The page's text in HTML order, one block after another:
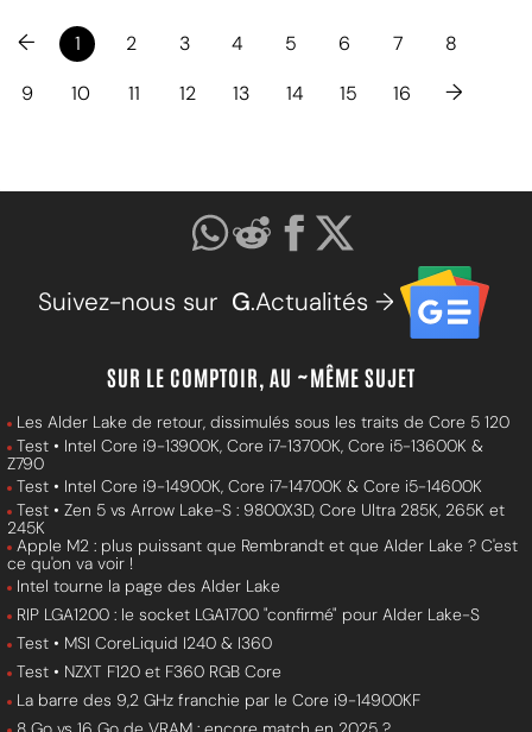
← 1 2 3 4 5 6 7
8
9
10 11 12 13 14 15 16 →
Suivez-nous sur G.Actualités →
SUR LE COMPTOIR, AU ~MÊME SUJET
Les Alder Lake de retour, dissimulés sous les traits de Core 5 120
Test • Intel Core i9-13900K, Core i7-13700K, Core i5-13600K &
Z790
Test • Intel Core i9-14900K, Core i7-14700K & Core i5-14600K
Test • Zen 5 vs Arrow Lake-S : 9800X3D, Core Ultra 285K, 265K et
245K
Apple M2 : plus puissant que Rembrandt et que Alder Lake ? C'est
ce qu'on va voir !
Intel tourne la page des Alder Lake
RIP LGA1200 : le socket LGA1700 "confirmé" pour Alder Lake-S
Test • MSI CoreLiquid I240 & I360
Test • NZXT F120 et F360 RGB Core
La barre des 9,2 GHz franchie par le Core i9-14900KF